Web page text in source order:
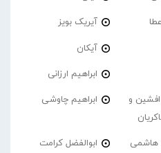
آیریک بویز
آیکان
ابراهیم ارزانی
افشین و
ابراهیم چاوشی
هاشمی ابوالفضل کرامت